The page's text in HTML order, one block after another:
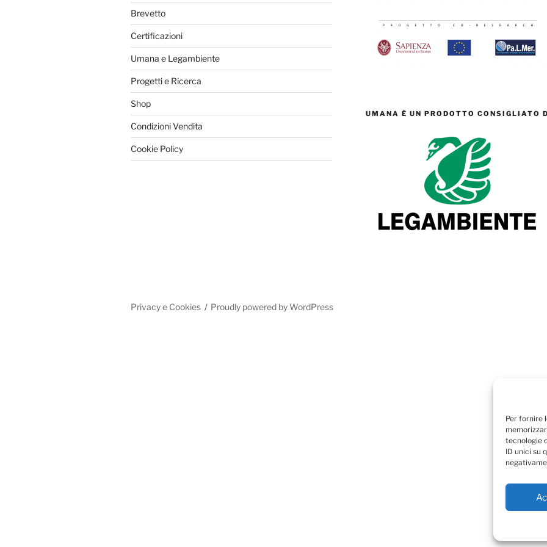
Per fornire
tecnologie
ID unici su
Brevetto
Certificazioni
Umana e Legambiente
Progetti e Ricerca
Shop
Condizioni Vendita
Cookie Policy
UMANA È UN PRODOTTO CONSIGLIATO
Privacy e Cookies Proudly powered by WordPress